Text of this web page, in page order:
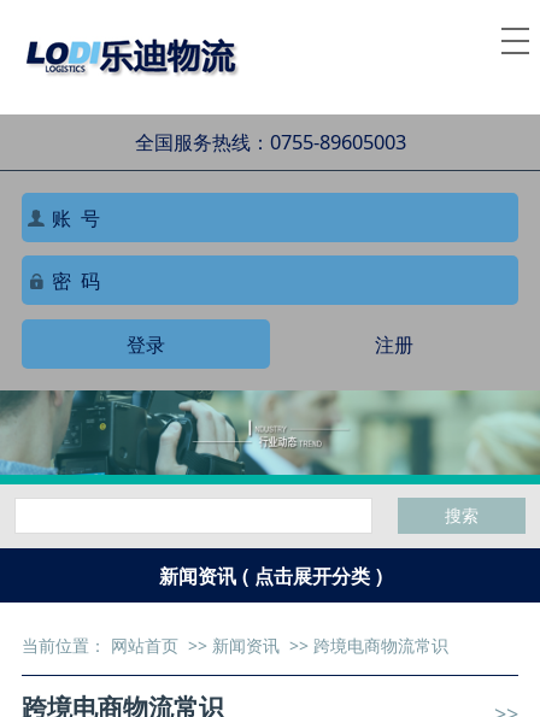
全国服务热线：0755-89605003
登录 注册
搜索
新闻资讯 ( 点击展开分类 )
当前位置： 网站首页>> 新闻资讯>> 跨境电商物流常识
跨境电商物流常识